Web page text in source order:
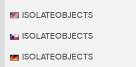
ISOLATEOBJECTS
ISOLATEOBJECTS
ISOLATEOBJECTS